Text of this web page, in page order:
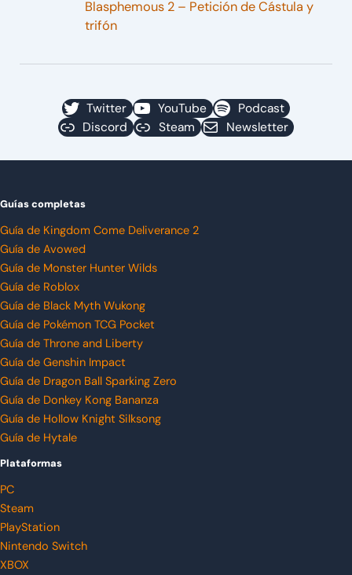
Blasphemous 2 – Petición de Cástula y
trifón
Twitter YouTube
Podcast
Discord
Steam Newsletter
Guías completas
Guía de Kingdom Come Deliverance 2
Guía de Avowed
Guía de Monster Hunter Wilds
Guía de Roblox
Guía de Black Myth Wukong
Guía de Pokémon TCG Pocket
Guía de Throne and Liberty
Guía de Genshin Impact
Guía de Dragon Ball Sparking Zero
Guía de Donkey Kong Bananza
Guía de Hollow Knight Silksong
Guía de Hytale
Plataformas
PC
Steam
PlayStation
Nintendo Switch
XBOX